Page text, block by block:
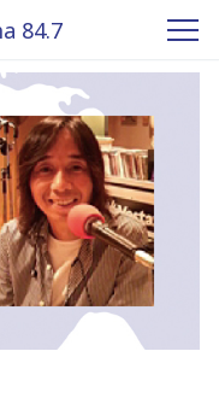
84.7